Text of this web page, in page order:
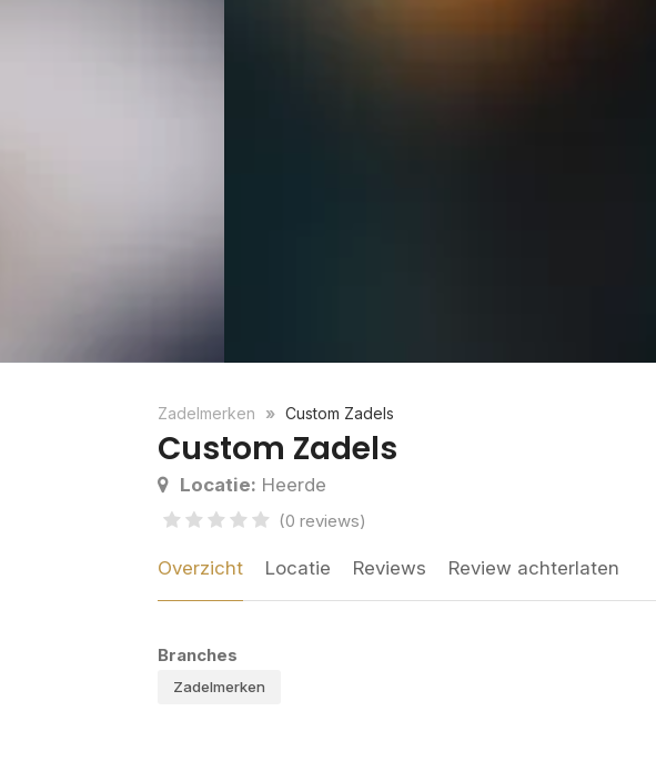
Zadelmerken Custom Zadels
Custom Zadels
Locatie: Heerde
(0 reviews)
Overzicht Locatie Reviews Review achterlaten
Branches
Zadelmerken